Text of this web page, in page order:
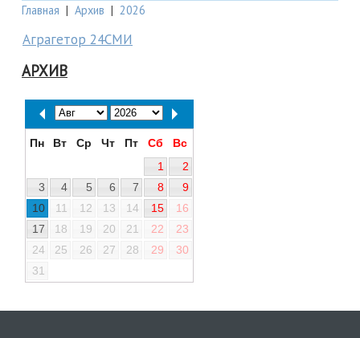
Главная | Архив | 2026
Аграгетор 24СМИ
АРХИВ
Пн Вт Ср Чт Пт Сб
Вс
1
2
3
4 5 6 7 8
9
10
11 12 13 14 15
16
17
18 19 20 21 22
23
24
25 26 27 28 29
30
31